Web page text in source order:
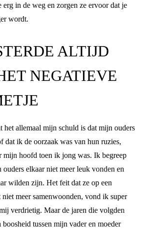
erg in de weg en zorgen ze ervoor dat je
wordt.
ALTIJD
NEGATIEVE
het allemaal mijn schuld is dat mijn ouders
dat ik de oorzaak was van hun ruzies,
mijn hoofd toen ik jong was. Ik begreep
elkaar niet meer leuk vonden en
wilden zijn. Het feit dat ze op een
niet meer samenwoonden, vond ik super
verdrietig. Maar de jaren die volgden
boosheid tussen mijn vader en moeder